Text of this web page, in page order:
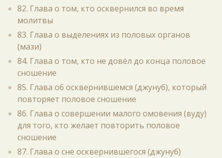
82. Глава о том, кто осквернился во время
молитвы
83. Глава о выделениях из половых органов
(мази)
84. Глава о том, кто не довёл до конца половое
сношение
85. Глава об осквернившемся (джунуб), который
повторяет половое сношение
86. Глава о совершении малого омовения (вуду)
для того, кто желает повторить половое
сношение
87. Глава о сне осквернившегося (джунуб)